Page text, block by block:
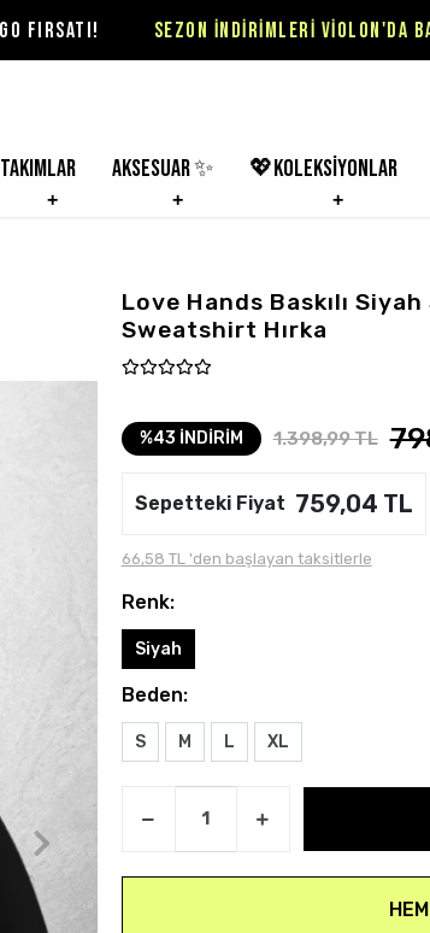
SEZON İNDİRİMLERİ VİOLON'DA BAŞLADI
Takımlar Aksesuar ✨ 💖koleksiyonlar
Love Hands Baskılı
Sweatshirt Hırka
%43 İNDİRİM 1.398,99 TL
Sepetteki Fiyat 759,04 TL
66,58 TL 'den başlayan taksitlerle
Renk:
Siyah
Beden:
S M L XL